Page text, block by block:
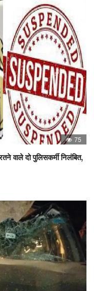
75
वाले दो पुलिसकर्मी निलंबित,